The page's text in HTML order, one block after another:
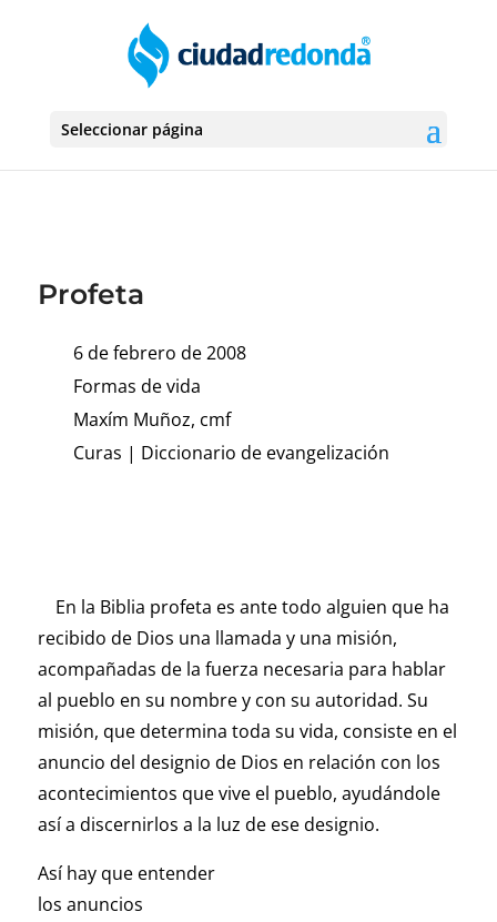
Seleccionar página
Profeta
6 de febrero de 2008
Formas de vida
Maxím Muñoz, cmf
Curas | Diccionario de evangelización
En la Biblia profeta es ante todo alguien que ha
recibido de Dios una llamada y una misión,
acompañadas de la fuerza necesaria para hablar
al pueblo en su nombre y con su autoridad. Su
misión, que determina toda su vida, consiste en el
anuncio del designio de Dios en relación con los
acontecimientos que vive el pueblo, ayudándole
así a discernirlos a la luz de ese designio.
Así hay que entender
los anuncios